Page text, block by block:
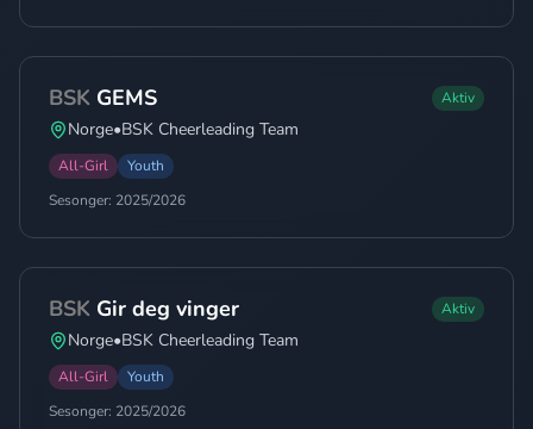
BSK GEMS Aktiv
Norge•BSK Cheerleading Team
All-Girl
Youth
Sesonger: 2025/2026
BSK Gir deg vinger Aktiv
Norge•BSK Cheerleading Team
All-Girl
Youth
Sesonger: 2025/2026